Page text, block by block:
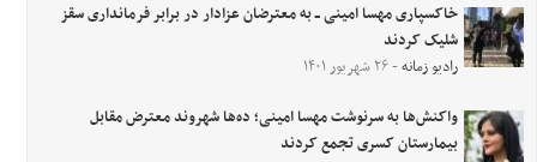
خاکسپاری مهسا امینی ــ به معترضان عزادار در برابر فرمانداری سقز
شلیک کردند
رادیو زمانه- ۲۶ شهریور ۱۴۰۱
واکنش‌ها به سرنوشت مهسا امینی؛ ده‌ها شهروند معترض مقابل
بیمارستان کسری تجمع کردند